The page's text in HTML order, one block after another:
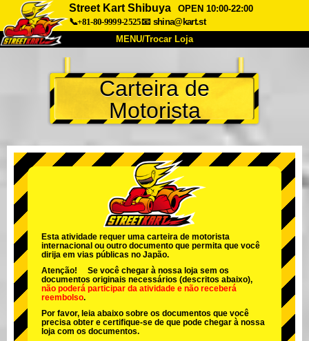
Street Kart Shibuya
OPEN 10:00-22:00
📞+81-80-9999-2525📧 shina@kart.st
MENU/Trocar Loja
Sobre Especificações Preços
Acesso Opiniões FAQ
Trocar Loja
Tokyo Akihabara#1
Tokyo Akihabara#2
Tokyo Shibuya Annex Tokyo Bay
Tokyo Asakusa
Okinawa
Carteira de
Motorista
Esta atividade requer uma carteira de motorista
internacional ou outro documento que permita que você
dirija em vias públicas no Japão.
Atenção! Se você chegar à nossa loja sem os
documentos originais necessários (descritos abaixo),
não poderá participar da atividade e não receberá
reembolso.
Por favor, leia abaixo sobre os documentos que você
precisa obter e certifique-se de que pode chegar à nossa
loja com os documentos.